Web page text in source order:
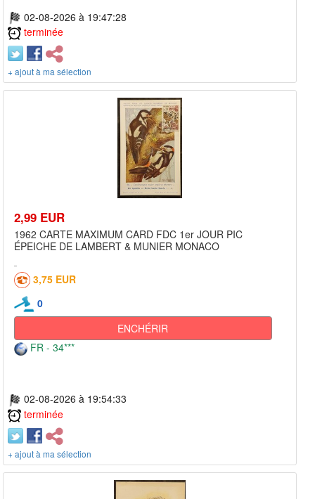
02-08-2026 à 19:47:28
terminée
+ ajout à ma sélection
2,99 EUR
1962 CARTE MAXIMUM CARD FDC 1er JOUR PIC
ÉPEICHE DE LAMBERT & MUNIER MONACO
3,75 EUR
0
ENCHÉRIR
FR - 34***
02-08-2026 à 19:54:33
terminée
+ ajout à ma sélection